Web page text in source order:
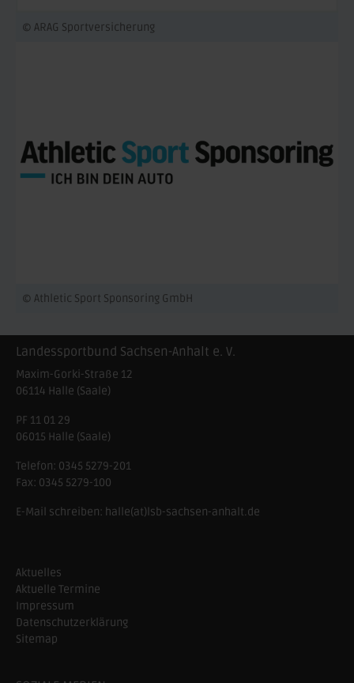
© ARAG Sportversicherung
© Athletic Sport Sponsoring GmbH
Landessportbund Sachsen-Anhalt e. V.
Maxim-Gorki-Straße 12
06114 Halle (Saale)
PF 11 01 29
06015 Halle (Saale)
Telefon: 0345 5279-201
Fax: 0345 5279-100
E-Mail schreiben: halle(at)lsb-sachsen-anhalt.de
Aktuelles
Aktuelle Termine
Impressum
Datenschutzerklärung
Sitemap